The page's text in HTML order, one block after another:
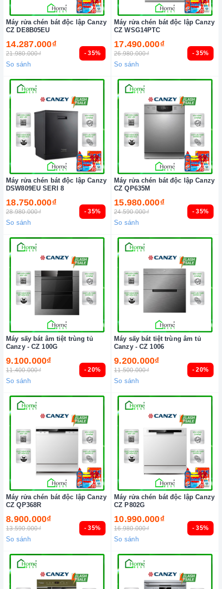
- 35%
Máy rửa chén bát độc lập Canzy
CZ DE8B05EU
14.287.000₫
21.980.000₫
So sánh
- 35%
Máy rửa chén bát độc lập Canzy
CZ WSG14PTC
17.490.000₫
26.980.000₫
So sánh
- 35%
Máy rửa chén bát độc lập Canzy
DSW809EU SERI 8
18.750.000₫
28.980.000₫
So sánh
- 35%
Máy rửa chén bát độc lập Canzy
CZ QP635M
15.980.000₫
24.590.000₫
So sánh
- 20%
Máy sấy bát âm tiệt trùng tủ
Canzy - CZ 100G
9.100.000₫
11.400.000₫
So sánh
- 20%
Máy sấy bát tiệt trùng âm tủ
Canzy - CZ 1006
9.200.000₫
11.500.000₫
So sánh
- 35%
Máy rửa chén bát độc lập Canzy
CZ QP368R
8.900.000₫
13.590.000₫
So sánh
- 35%
Máy rửa chén bát độc lập Canzy
CZ P802G
10.990.000₫
16.980.000₫
So sánh